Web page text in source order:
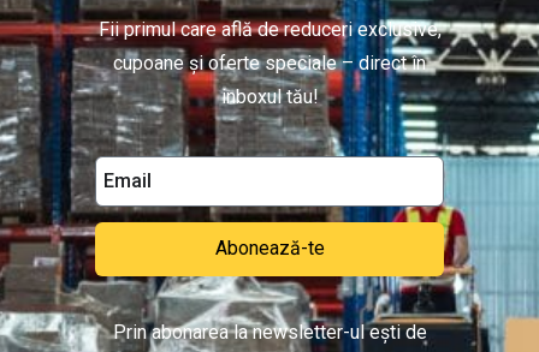
Fii primul care află de reduceri exclusive,
cupoane și oferte speciale – direct în
inboxul tău!
Abonează-te
Prin abonarea la newsletter-ul ești de